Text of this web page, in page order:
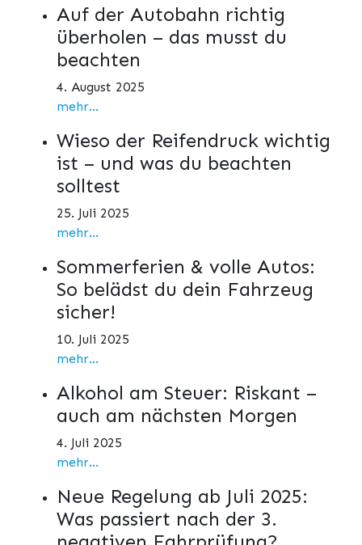
Auf der Autobahn richtig
überholen – das musst du
beachten
4. August 2025
mehr...
Wieso der Reifendruck wichtig
ist – und was du beachten
solltest
25. Juli 2025
mehr...
Sommerferien & volle Autos:
So belädst du dein Fahrzeug
sicher!
10. Juli 2025
mehr...
Alkohol am Steuer: Riskant –
auch am nächsten Morgen
4. Juli 2025
mehr...
Neue Regelung ab Juli 2025:
Was passiert nach der 3.